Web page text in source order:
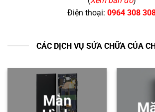
Điện thoại: 0964 308
CÁC DỊCH VỤ SỬA CHỮA CỦA
Màn